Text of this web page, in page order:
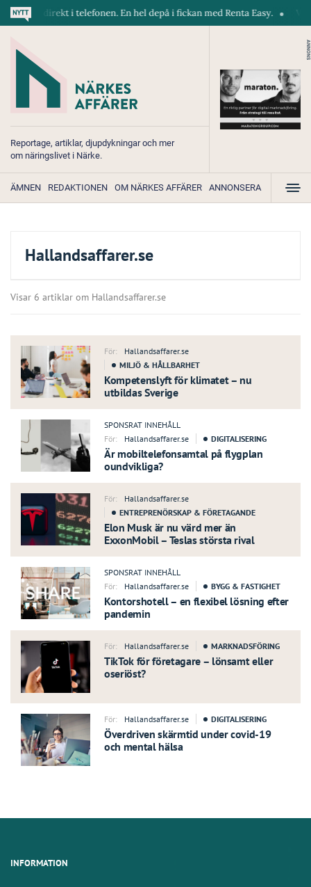
direkt i telefonen. En hel depå i fickan med Renta Easy.
Reportage, artiklar, djupdykningar och mer
om näringslivet i Närke.
ANNONS
ÄMNEN REDAKTIONEN OM NÄRKES AFFÄRER ANNONSERA
Hallandsaffarer.se
Visar 6 artiklar om Hallandsaffarer.se
För:
Hallandsaffarer.se
MILJÖ & HÅLLBARHET
Kompetenslyft för klimatet – nu
utbildas Sverige
SPONSRAT INNEHÅLL
För:
Hallandsaffarer.se DIGITALISERING
Är mobiltelefonsamtal på flygplan
oundvikliga?
För:
Hallandsaffarer.se
ENTREPRENÖRSKAP & FÖRETAGANDE
Elon Musk är nu värd mer än
ExxonMobil – Teslas största rival
SPONSRAT INNEHÅLL
För:
Hallandsaffarer.se BYGG & FASTIGHET
Kontorshotell – en flexibel lösning efter
pandemin
För: Hallandsaffarer.se MARKNADSFÖRING
TikTok för företagare – lönsamt eller
oseriöst?
För: Hallandsaffarer.se DIGITALISERING
Överdriven skärmtid under covid-19
och mental hälsa
INFORMATION